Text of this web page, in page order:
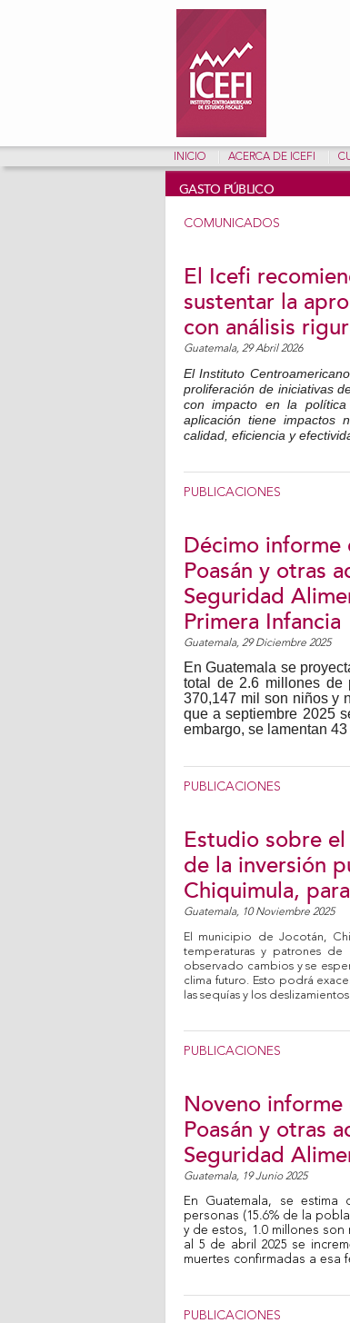
INICIO ACERCA DE ICEFI
GASTO PÚBLICO
COMUNICADOS
El Icefi
sustentar la
con análisis
Guatemala, 29 Abril 2026
El Instituto
proliferación de iniciativas
con impacto en la
aplicación tiene impactos
calidad, eficiencia y
PUBLICACIONES
Décimo
Poasán y otras
Seguridad
Primera Infancia
Guatemala, 29 Diciembre 2025
En Guatemala se
total de 2.6 millones de
370,147 mil son niños y
que a septiembre 2025
embargo, se lamentan
PUBLICACIONES
Estudio sobre
de la inversión
Chiquimula,
Guatemala, 10 Noviembre 2025
El municipio de Jocotán,
temperaturas y patrones de
observado cambios y se
clima futuro. Esto podrá
las sequías y los
PUBLICACIONES
Noveno
Poasán y otras
Seguridad
Guatemala, 19 Junio 2025
En Guatemala, se
personas (15.6% de la
y de estos, 1.0 millones
al 5 de abril 2025 se
muertes confirmadas a esa
PUBLICACIONES